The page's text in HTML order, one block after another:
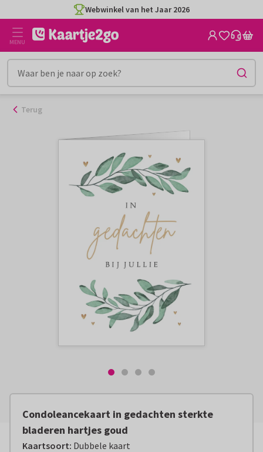
naar
inhoud
Webwinkel van het Jaar 2026
MENU
Terug
Condoleancekaart in gedachten sterkte
bladeren hartjes goud
Kaartsoort: Dubbele kaart
Vanaf: € 2,99 excl. verzendkosten